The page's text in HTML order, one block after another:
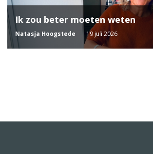
Ik zou beter moeten weten
Natasja Hoogstede 19 juli 2026